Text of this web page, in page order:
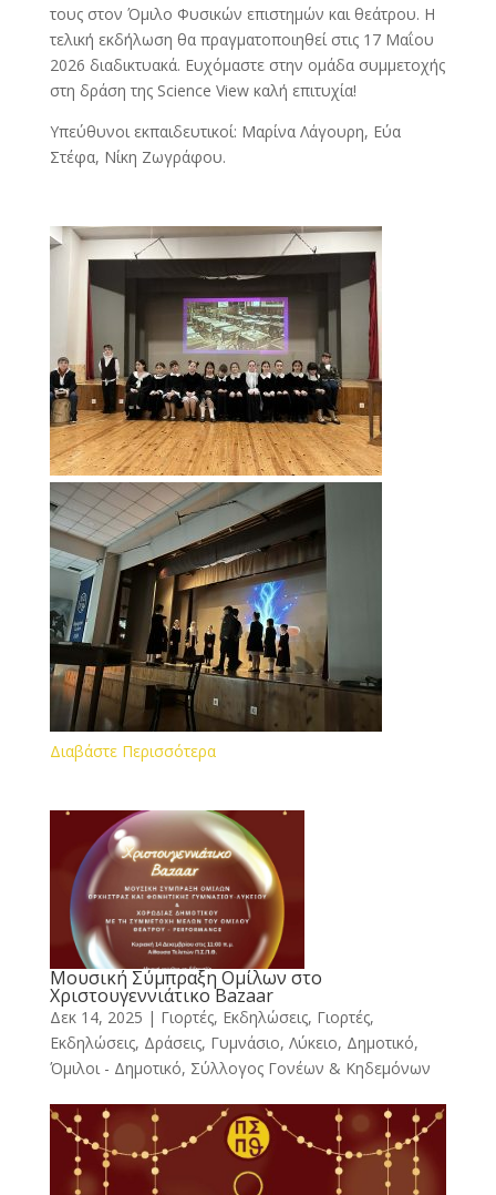
τους στον Όμιλο Φυσικών επιστημών και θεάτρου. Η
τελική εκδήλωση θα πραγματοποιηθεί στις 17 Μαΐου
2026 διαδικτυακά. Ευχόμαστε στην ομάδα συμμετοχής
στη δράση της Science View καλή επιτυχία!
Υπεύθυνοι εκπαιδευτικοί: Μαρίνα Λάγουρη, Εύα
Στέφα, Νίκη Ζωγράφου.
Διαβάστε Περισσότερα
Μουσική Σύμπραξη Ομίλων στο
Χριστουγεννιάτικο Bazaar
Δεκ 14, 2025 | Γιορτές, Εκδηλώσεις, Γιορτές,
Εκδηλώσεις, Δράσεις, Γυμνάσιο, Λύκειο, Δημοτικό,
Όμιλοι - Δημοτικό, Σύλλογος Γονέων & Κηδεμόνων